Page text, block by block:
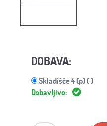
DOBAVA:
Skladišče 4 (p) ( )
Dobavljivo: